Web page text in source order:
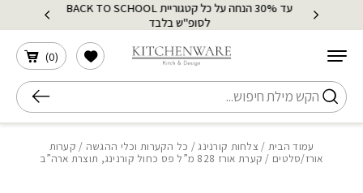
Skip to Content
עד 30% הנחה על כל קטגוריית BACK TO SCHOOL
לסופ"ש בלבד
חיפוש
(
0
)
הרשימה שלי
עמוד הבית / צלחות קורנינג/ כל הקערות וכלי ההגשה / קערות
אורז/סלטים / קערת אורז 828 מ”ל פס כחול קורנינג, תוצרת ארה”ב
בחזרה למעלה